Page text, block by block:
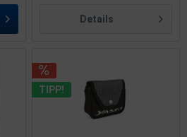
Details
TIPP!